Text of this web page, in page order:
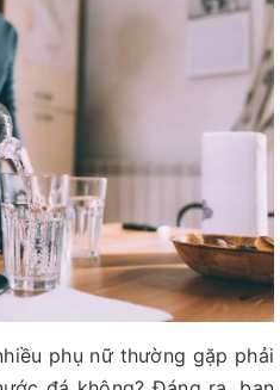
phụ nữ thường gặp phải